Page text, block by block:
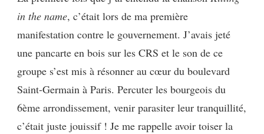
in the name, c’était lors de ma première
manifestation contre le gouvernement. J’avais jeté
une pancarte en bois sur les CRS et le son de ce
groupe s’est mis à résonner au cœur du boulevard
Saint-Germain à Paris. Percuter les bourgeois du
6ème arrondissement, venir parasiter leur tranquillité,
c’était juste jouissif ! Je me rappelle avoir toiser la